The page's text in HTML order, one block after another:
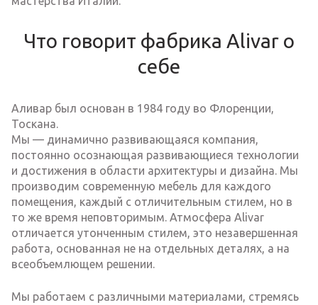
Что говорит фабрика Alivar о
себе
Аливар был основан в 1984 году во Флоренции,
Тоскана.
Мы — динамично развивающаяся компания,
постоянно осознающая развивающиеся технологии
и достижения в области архитектуры и дизайна. Мы
производим современную мебель для каждого
помещения, каждый с отличительным стилем, но в
то же время неповторимым. Атмосфера Alivar
отличается утонченным стилем, это незавершенная
работа, основанная не на отдельных деталях, а на
всеобъемлющем решении.
Мы работаем с различными материалами, стремясь